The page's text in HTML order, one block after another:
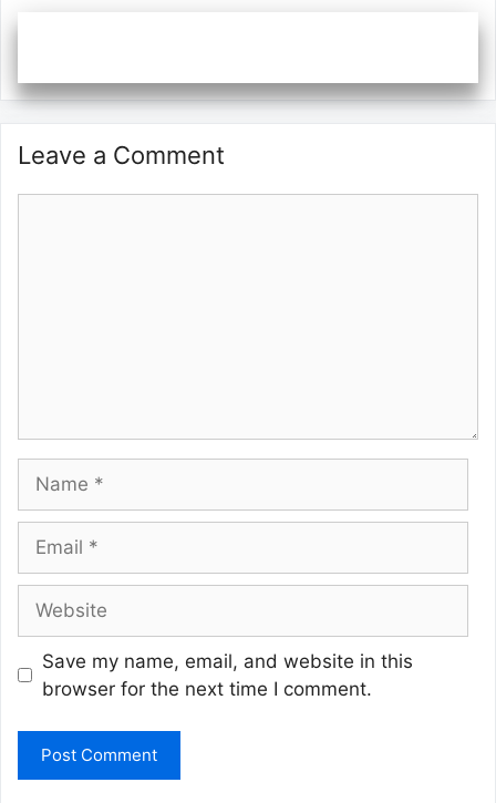
Leave a Comment
Save my name, email, and website in this
browser for the next time I comment.